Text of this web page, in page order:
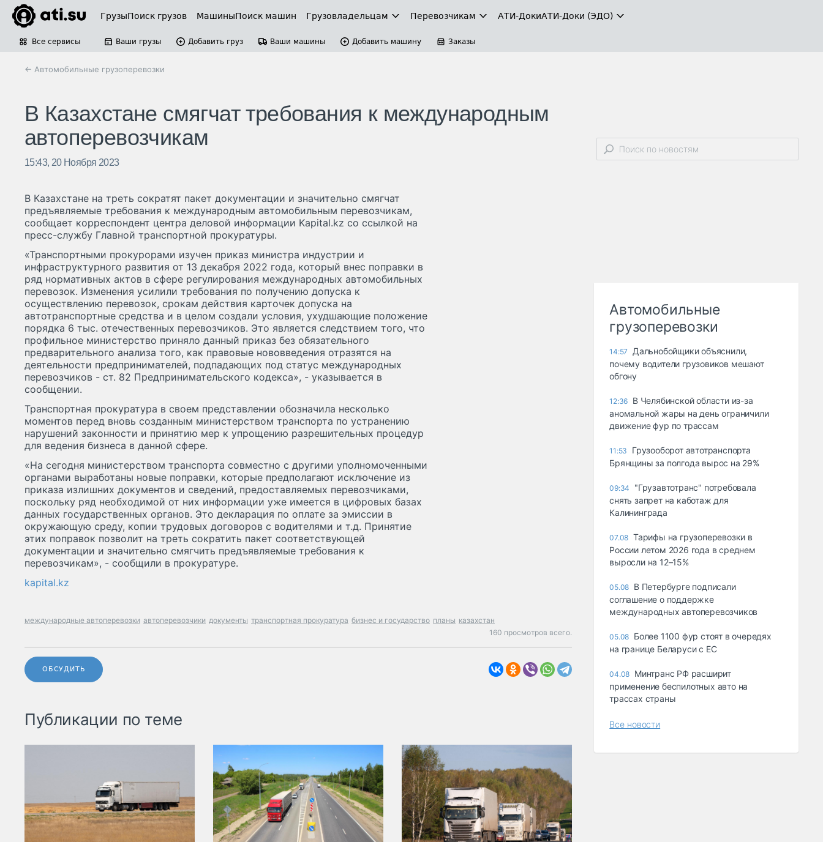
ГрузыПоиск грузов МашиныПоиск машин Грузовладельцам Перевозчикам АТИ-ДокиАТИ-Доки (ЭДО)
Все сервисы Ваши грузы Добавить груз Ваши машины Добавить машину Заказы
← Автомобильные грузоперевозки
В Казахстане смягчат требования к международным
автоперевозчикам
15:43, 20 Ноября 2023
В Казахстане на треть сократят пакет документации и значительно смягчат
предъявляемые требования к международным автомобильным перевозчикам,
сообщает корреспондент центра деловой информации Kapital.kz со ссылкой на
пресс-службу Главной транспортной прокуратуры.
«Транспортными прокурорами изучен приказ министра индустрии и
инфраструктурного развития от 13 декабря 2022 года, который внес поправки в
ряд нормативных актов в сфере регулирования международных автомобильных
перевозок. Изменения усилили требования по получению допуска к
осуществлению перевозок, срокам действия карточек допуска на
автотранспортные средства и в целом создали условия, ухудшающие положение
порядка 6 тыс. отечественных перевозчиков. Это является следствием того, что
профильное министерство приняло данный приказ без обязательного
предварительного анализа того, как правовые нововведения отразятся на
деятельности предпринимателей, подпадающих под статус международных
перевозчиков - ст. 82 Предпринимательского кодекса», - указывается в
сообщении.
Транспортная прокуратура в своем представлении обозначила несколько
моментов перед вновь созданным министерством транспорта по устранению
нарушений законности и принятию мер к упрощению разрешительных процедур
для ведения бизнеса в данной сфере.
«На сегодня министерством транспорта совместно с другими уполномоченными
органами выработаны новые поправки, которые предполагают исключение из
приказа излишних документов и сведений, предоставляемых перевозчиками,
поскольку ряд необходимой от них информации уже имеется в цифровых базах
данных государственных органов. Это декларация по оплате за эмиссии в
окружающую среду, копии трудовых договоров с водителями и т.д. Принятие
этих поправок позволит на треть сократить пакет соответствующей
документации и значительно смягчить предъявляемые требования к
перевозчикам», - сообщили в прокуратуре.
kapital.kz
международные автоперевозки автоперевозчики документы транспортная прокуратура бизнес и государство планы казахстан
160 просмотров всего.
ОБСУДИТЬ
Публикации по теме
Автомобильные
грузоперевозки
14:57
Дальнобойщики объяснили,
почему водители грузовиков мешают
обгону
12:36 В Челябинской области из-за
аномальной жары на день ограничили
движение фур по трассам
11:53
Грузооборот автотранспорта
Брянщины за полгода вырос на 29%
09:34
"Грузавтотранс" потребовала
снять запрет на каботаж для
Калининграда
07.08 Тарифы на грузоперевозки в
России летом 2026 года в среднем
выросли на 12–15%
05.08 В Петербурге подписали
соглашение о поддержке
международных автоперевозчиков
05.08 Более 1100 фур стоят в очередях
на границе Беларуси с ЕС
04.08 Минтранс РФ расширит
применение беспилотных авто на
трассах страны
Все новости